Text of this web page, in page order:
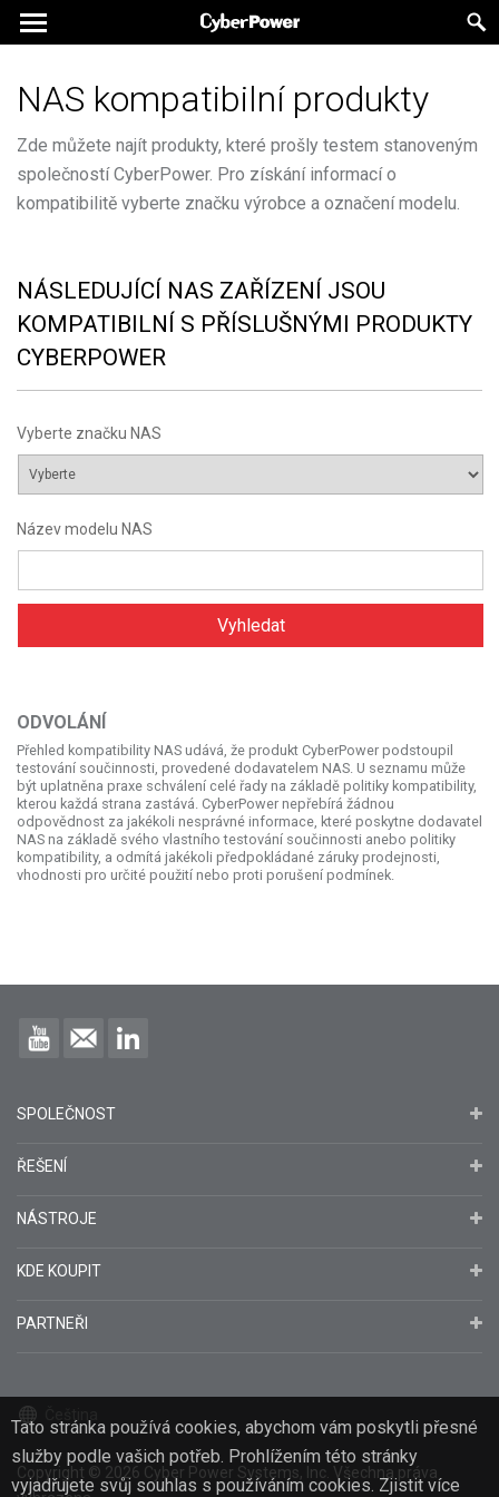
NAS kompatibilní produkty
Zde můžete najít produkty, které prošly testem stanoveným
společností CyberPower. Pro získání informací o
kompatibilitě vyberte značku výrobce a označení modelu.
NÁSLEDUJÍCÍ NAS ZAŘÍZENÍ JSOU
KOMPATIBILNÍ S PŘÍSLUŠNÝMI PRODUKTY
CYBERPOWER
Vyberte značku NAS
Název modelu NAS
Vyhledat
ODVOLÁNÍ
Přehled kompatibility NAS udává, že produkt CyberPower podstoupil
testování součinnosti, provedené dodavatelem NAS. U seznamu může
být uplatněna praxe schválení celé řady na základě politiky kompatibility,
kterou každá strana zastává. CyberPower nepřebírá žádnou
odpovědnost za jakékoli nesprávné informace, které poskytne dodavatel
NAS na základě svého vlastního testování součinnosti anebo politiky
kompatibility, a odmítá jakékoli předpokládané záruky prodejnosti,
vhodnosti pro určité použití nebo proti porušení podmínek.
Tato stránka používá cookies, abychom vám poskytli přesné
služby podle vašich potřeb. Prohlížením této stránky
vyjadřujete svůj souhlas s používáním cookies. Zjistit více
SPOLEČNOST
ŘEŠENÍ
NÁSTROJE
KDE KOUPIT
PARTNEŘI
Copyright © 2026 Cyber Power Systems, Inc. Všechna práva